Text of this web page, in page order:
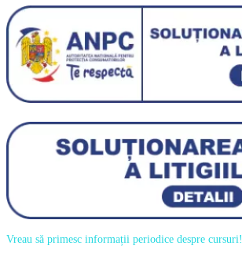
Vreau să primesc informații periodice despre cursuri!